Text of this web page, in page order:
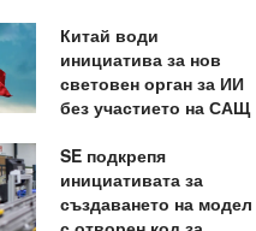
Китай води
инициатива за нов
световен орган за ИИ
без участието на САЩ
SE подкрепя
инициативата за
създаването на модел